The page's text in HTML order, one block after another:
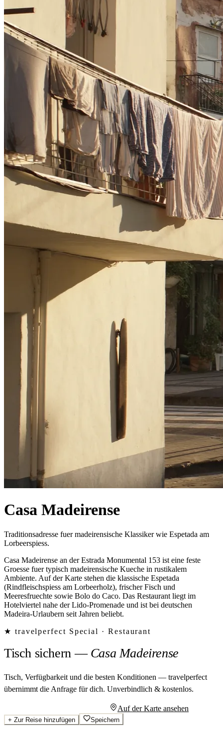
Casa Madeirense
Traditionsadresse fuer madeirensische Klassiker wie Espetada am
Lorbeerspiess.
Casa Madeirense an der Estrada Monumental 153 ist eine feste
Groesse fuer typisch madeirensische Kueche in rustikalem
Ambiente. Auf der Karte stehen die klassische Espetada
(Rindfleischspiess am Lorbeerholz), frischer Fisch und
Meeresfruechte sowie Bolo do Caco. Das Restaurant liegt im
Hotelviertel nahe der Lido-Promenade und ist bei deutschen
Madeira-Urlaubern seit Jahren beliebt.
★ travelperfect Special · Restaurant
Tisch sichern— Casa Madeirense
Tisch, Verfügbarkeit und die besten Konditionen — travelperfect
übernimmt die Anfrage für dich. Unverbindlich & kostenlos.
Auf der Karte ansehen
+ Zur Reise hinzufügen Speichern